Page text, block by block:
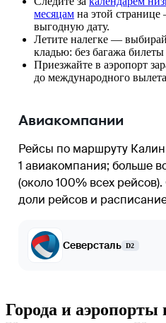
месяцам на этой
выгодную дату.
Летите налегке —
кладью: без багажа
Приезжайте в аэропорт
до международного
Авиакомпании
Рейсы по маршруту
1 авиакомпания; больше
(около 100% всех рейсов).
доли рейсов и
Северсталь D2
Города и